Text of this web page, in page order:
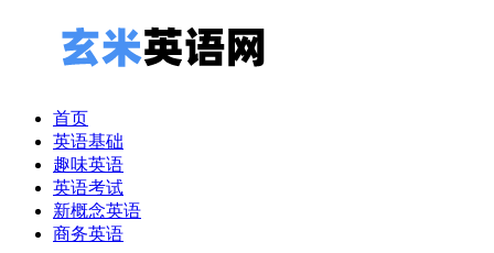
首页
英语基础
趣味英语
英语考试
新概念英语
商务英语